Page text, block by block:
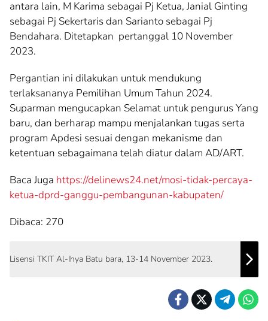
antara lain, M Karima sebagai Pj Ketua, Janial Ginting
sebagai Pj Sekertaris dan Sarianto sebagai Pj
Bendahara. Ditetapkan pertanggal 10 November
2023.
Pergantian ini dilakukan untuk mendukung
terlaksananya Pemilihan Umum Tahun 2024.
Suparman mengucapkan Selamat untuk pengurus Yang
baru, dan berharap mampu menjalankan tugas serta
program Apdesi sesuai dengan mekanisme dan
ketentuan sebagaimana telah diatur dalam AD/ART.
Baca Juga https://delinews24.net/mosi-tidak-percaya-
ketua-dprd-ganggu-pembangunan-kabupaten/
Dibaca: 270
Lisensi TKIT Al-Ihya Batu bara, 13-14 November 2023.